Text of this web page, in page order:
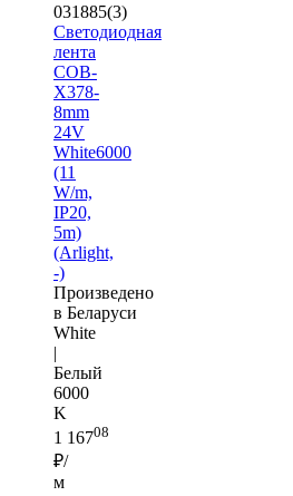
031885(3)
Светодиодная
лента
COB-
X378-
8mm
24V
White6000
(11
W/m,
IP20,
5m)
(Arlight,
-)
Произведено
в Беларуси
White
|
Белый
6000
K
1 16708
₽/
м